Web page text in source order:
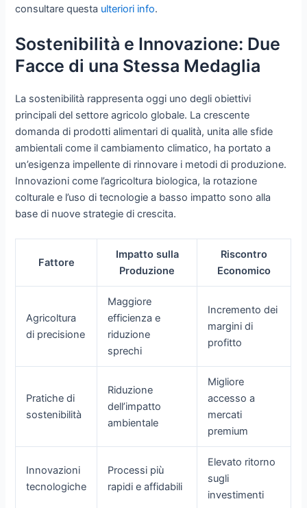
consultare questa ulteriori info.
Sostenibilità e Innovazione: Due
Facce di una Stessa Medaglia
La sostenibilità rappresenta oggi uno degli obiettivi
principali del settore agricolo globale. La crescente
domanda di prodotti alimentari di qualità, unita alle sfide
ambientali come il cambiamento climatico, ha portato a
un’esigenza impellente di rinnovare i metodi di produzione.
Innovazioni come l’agricoltura biologica, la rotazione
colturale e l’uso di tecnologie a basso impatto sono alla
base di nuove strategie di crescita.
Fattore
Impatto sulla
Produzione
Riscontro
Economico
Agricoltura
di precisione
Maggiore
efficienza e
riduzione
sprechi
Incremento dei
margini di
profitto
Pratiche di
sostenibilità
Riduzione
dell’impatto
ambientale
Migliore
accesso a
mercati
premium
Innovazioni
tecnologiche
Processi più
rapidi e affidabili
Elevato ritorno
sugli
investimenti